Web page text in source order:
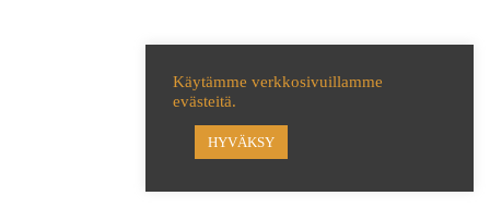
Käytämme verkkosivuillamme
evästeitä.
HYVÄKSY